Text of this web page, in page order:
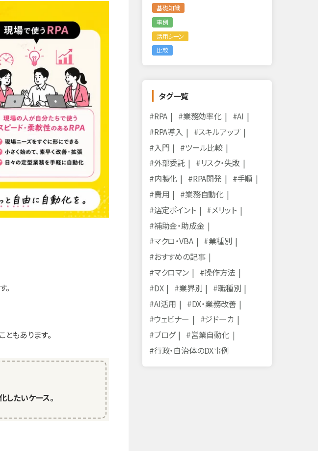
。
こともあります。
たいケース。
基礎知識
事例
活用シーン
比較
タグ一覧
#RPA
#業務効率化
#AI
#RPA導入
#スキルアップ
#入門
#ツール比較
#外部委託
#リスク・失敗
#内製化
#RPA開発
#手順
#費用
#業務自動化
#選定ポイント
#メリット
#補助金・助成金
#マクロ・VBA
#業種別
#おすすめの記事
#マクロマン
#操作方法
#DX
#業界別
#職種別
#AI活用
#DX・業務改善
#ウェビナー
#ジドーカ
#ブログ
#営業自動化
#行政・自治体のDX事例